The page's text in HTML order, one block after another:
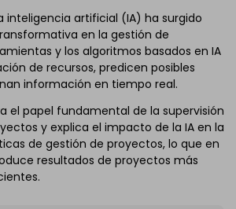
inteligencia artificial (IA) ha surgido
en la gestión de
y los algoritmos basados en IA
de recursos, predicen posibles
información en tiempo real.
el papel fundamental de la supervisión
y explica el impacto de la IA en la
de gestión de proyectos, lo que en
resultados de proyectos más